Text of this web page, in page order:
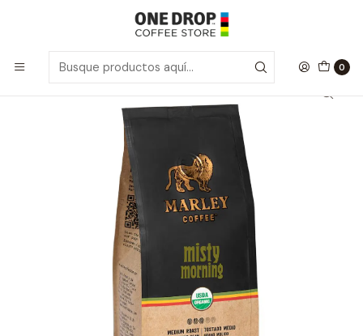
0
Café Grano Molido
Café Grano Molido Misty Morning 227gr.